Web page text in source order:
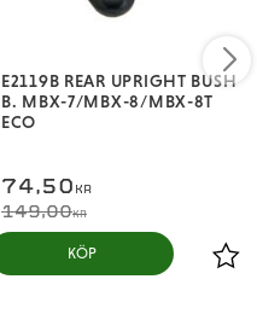
E2119B REAR UPRIGHT BUSH
B. MBX-7/MBX-8/MBX-8T
ECO
74,50 KR
149,00KR
KÖP